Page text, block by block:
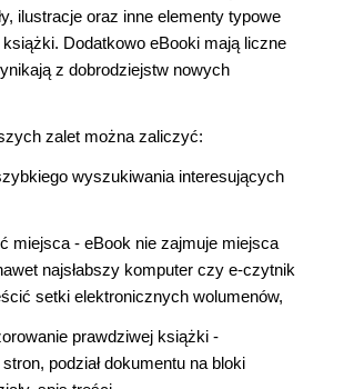
ilustracje oraz inne elementy typowe
książki. Dodatkowo eBooki mają liczne
z dobrodziejstw nowych
zalet można zaliczyć:
wyszukiwania interesujących
miejsca - eBook nie zajmuje miejsca
najsłabszy komputer czy e-czytnik
setki elektronicznych wolumenów,
prawdziwej książki -
podział dokumentu na bloki